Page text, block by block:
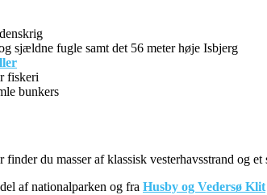
sjældne fugle samt det 56 meter høje Isbjerg
fiskeri
bunkers
du masser af klassisk vesterhavsstrand og et
af nationalparken og fra Husby og Vedersø Klit